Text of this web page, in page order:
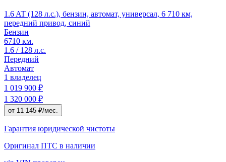
1.6 AT (128 л.с.), бензин, автомат, универсал, 6 710 км,
передний привод, синий
Бензин
6710 км.
1.6 / 128 л.с.
Передний
Автомат
1 владелец
1 019 900 ₽
1 320 000 ₽
от 11 145 ₽/мес.
Гарантия юридической чистоты
Оригинал ПТС в наличии